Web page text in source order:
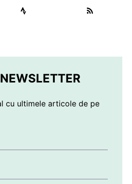
cu ultimele articole de pe